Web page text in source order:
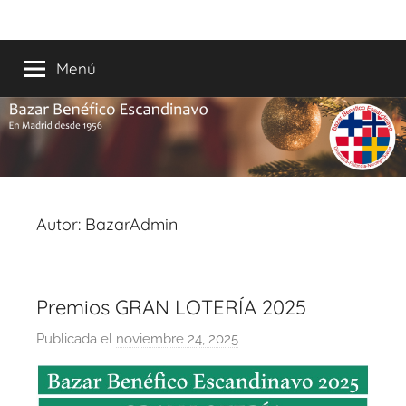
al
contenido
Bazar
Escandinavo
desde
1956
Menú
Autor: BazarAdmin
Premios GRAN LOTERÍA 2025
Publicada el noviembre 24, 2025
o
r